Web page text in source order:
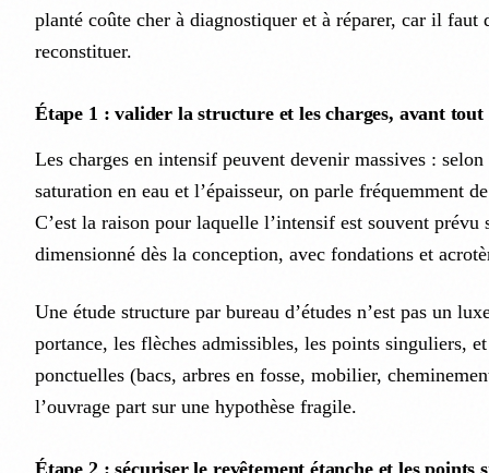
planté coûte cher à diagnostiquer et à réparer, car il faut
reconstituer.
Étape 1 : valider la structure et les charges, avant tout
Les charges en intensif peuvent devenir massives :
saturation en eau et l’épaisseur, on parle fréquemment
C’est la raison pour laquelle l’intensif est souvent prévu
dimensionné dès la conception, avec fondations et
Une étude structure par bureau d’études n’est pas un
portance, les flèches admissibles, les points singuliers,
ponctuelles (bacs, arbres en fosse, mobilier,
l’ouvrage part sur une hypothèse fragile.